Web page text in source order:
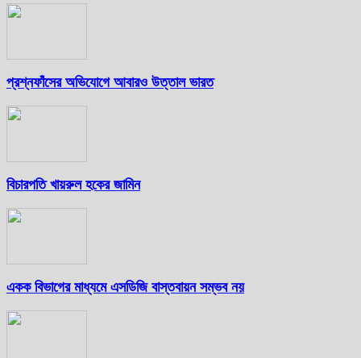
প্রশ্নফাঁসের অভিযোগে আবারও উত্তাল ভারত
বিচারপতি খায়রুল হকের জামিন
একক বিভাগের মাধ্যমে এসডিজি বাস্তবায়ন সম্ভব নয়